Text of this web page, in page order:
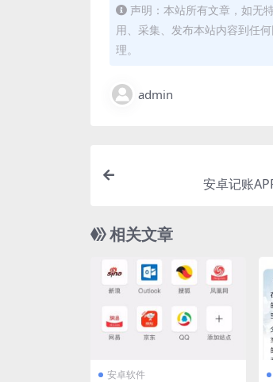
声明：本站所有文章，如无
用、采集、发布本站内容到任
理。
admin
安卓记账
相关文章
安卓软件